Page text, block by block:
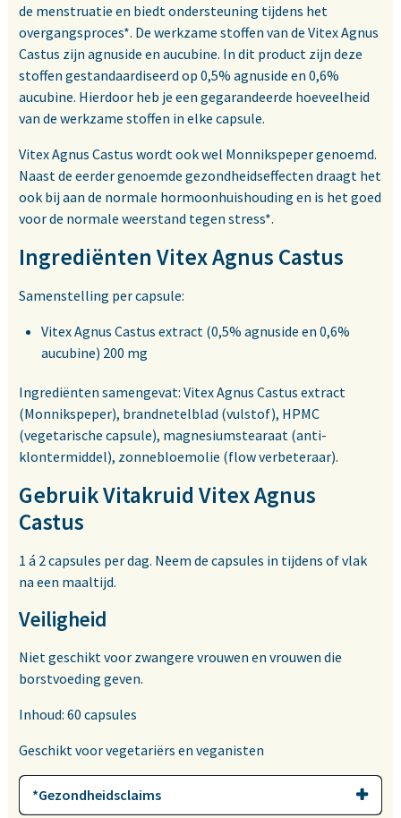
de menstruatie en biedt ondersteuning tijdens het
overgangsproces*. De werkzame stoffen van de Vitex Agnus
Castus zijn agnuside en aucubine. In dit product zijn deze
stoffen gestandaardiseerd op 0,5% agnuside en 0,6%
aucubine. Hierdoor heb je een gegarandeerde hoeveelheid
van de werkzame stoffen in elke capsule.
Vitex Agnus Castus wordt ook wel Monnikspeper genoemd.
Naast de eerder genoemde gezondheidseffecten draagt het
ook bij aan de normale hormoonhuishouding en is het goed
voor de normale weerstand tegen stress*.
Ingrediënten Vitex Agnus Castus
Samenstelling per capsule:
Vitex Agnus Castus extract (0,5% agnuside en 0,6%
aucubine) 200 mg
Ingrediënten samengevat: Vitex Agnus Castus extract
(Monnikspeper), brandnetelblad (vulstof), HPMC
(vegetarische capsule), magnesiumstearaat (anti-
klontermiddel), zonnebloemolie (flow verbeteraar).
Gebruik Vitakruid Vitex Agnus
Castus
1 á 2 capsules per dag. Neem de capsules in tijdens of vlak
na een maaltijd.
Veiligheid
Niet geschikt voor zwangere vrouwen en vrouwen die
borstvoeding geven.
Inhoud: 60 capsules
Geschikt voor vegetariërs en veganisten
*Gezondheidsclaims